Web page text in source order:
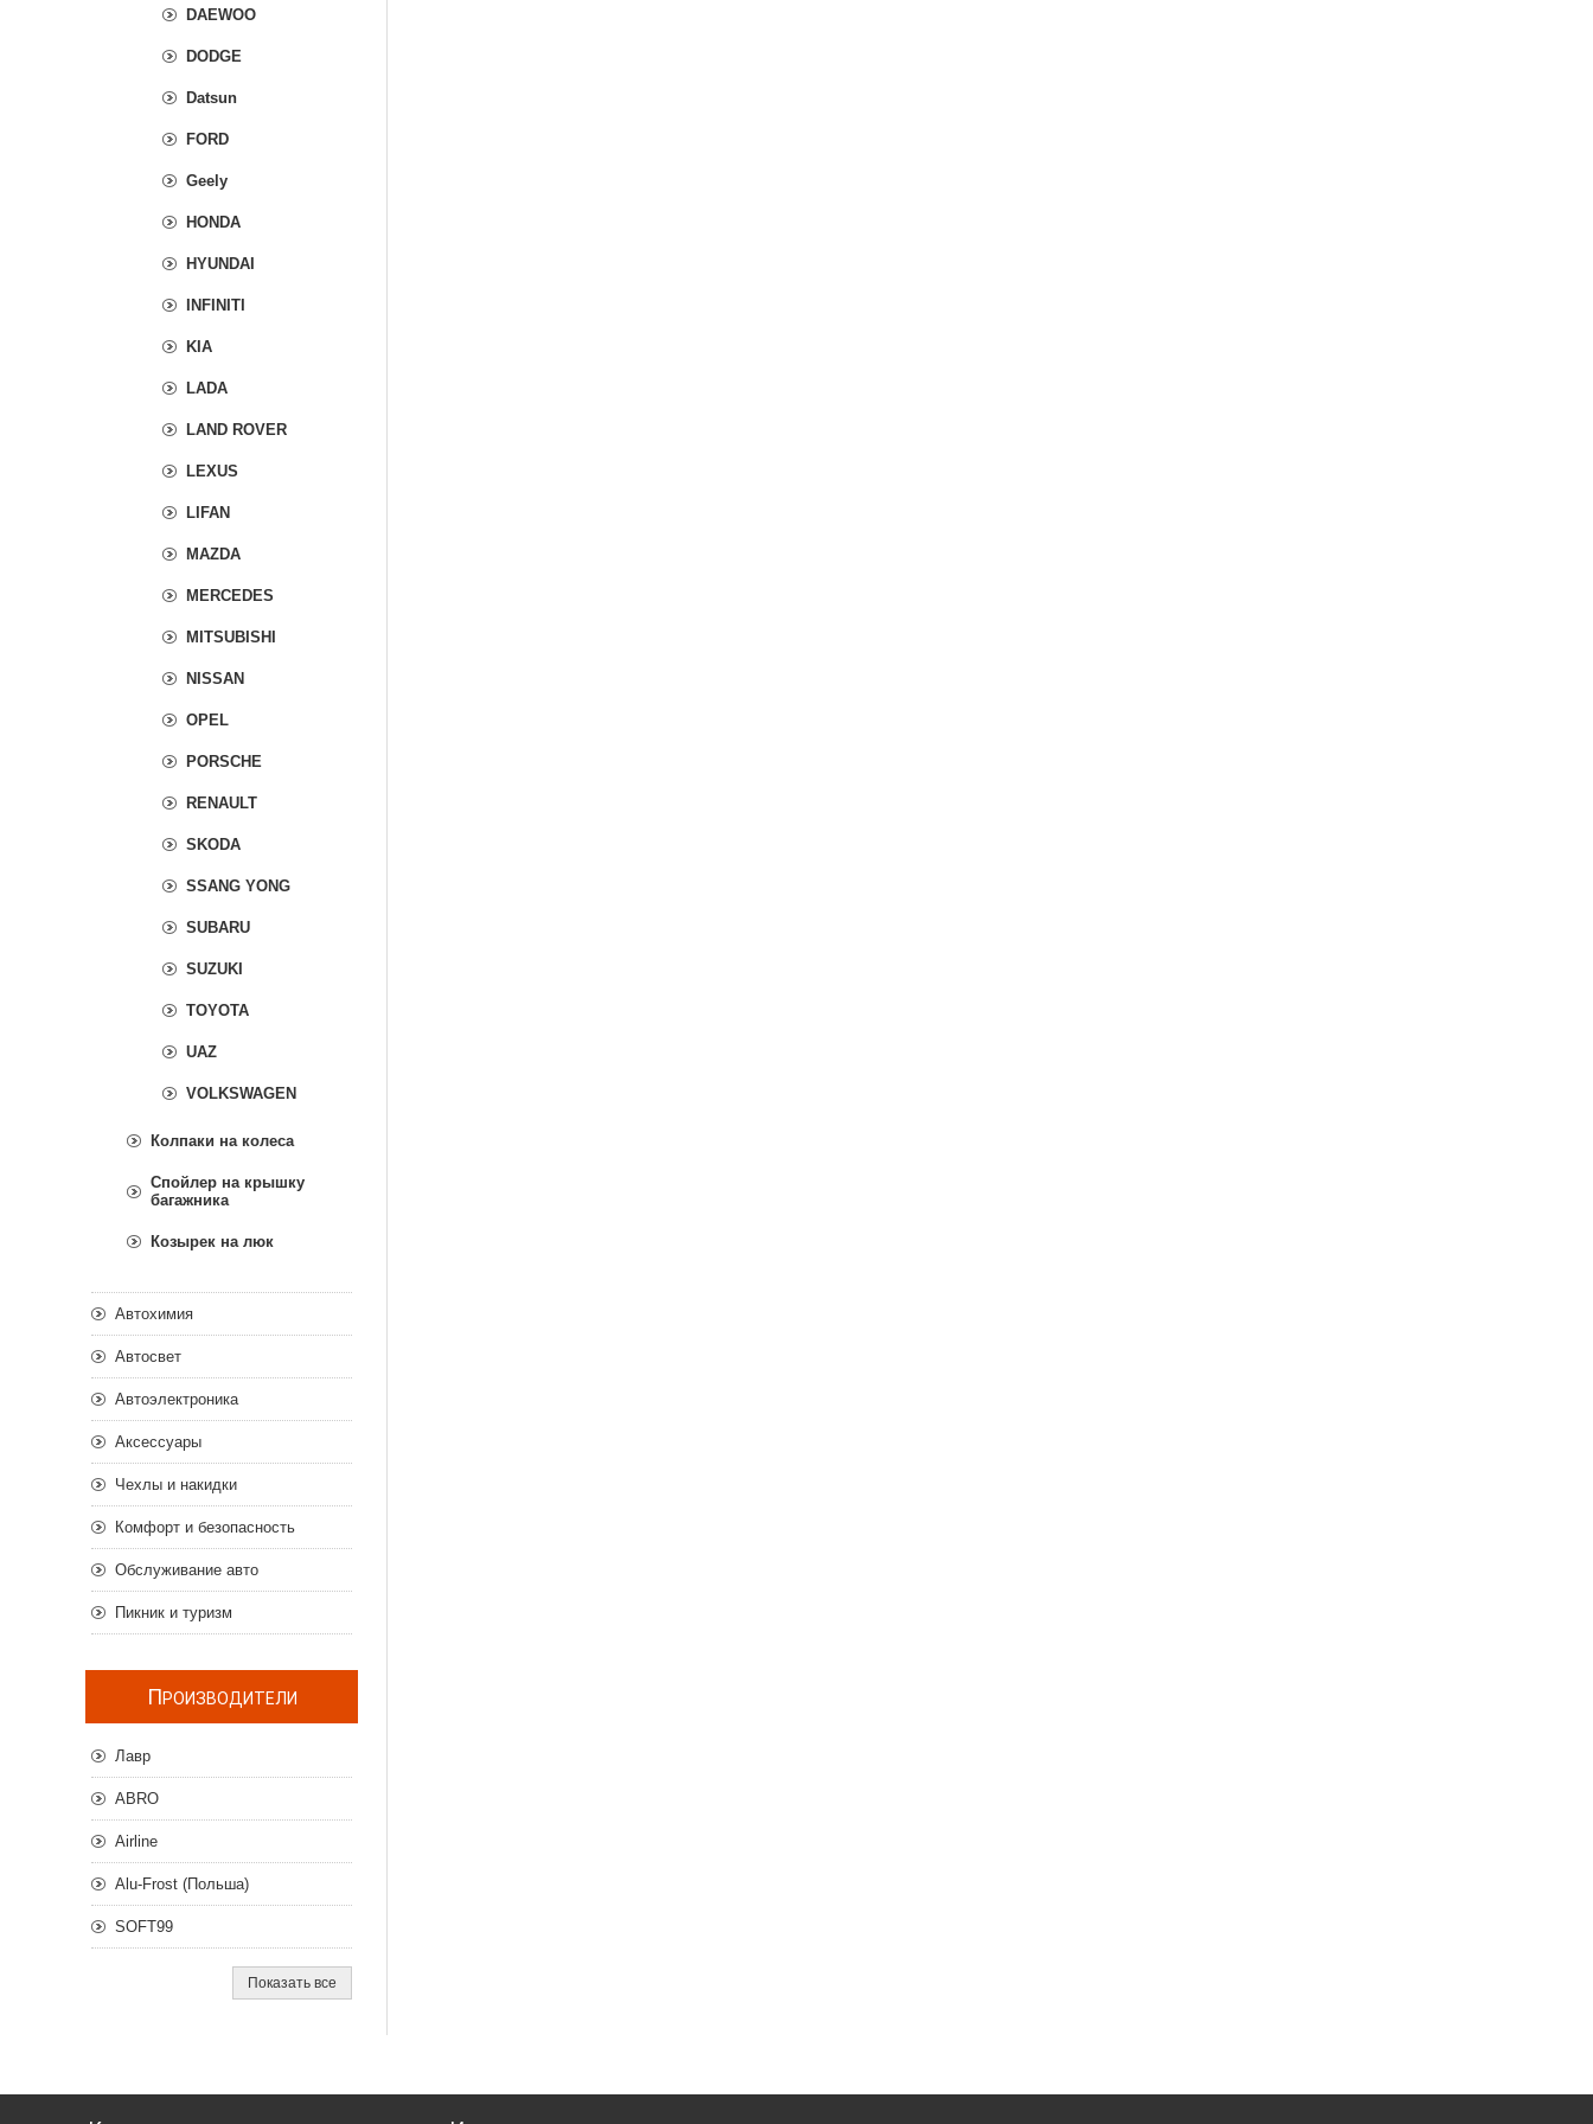
DAEWOO
DODGE
Datsun
FORD
Geely
HONDA
HYUNDAI
INFINITI
KIA
LADA
LAND ROVER
LEXUS
LIFAN
MAZDA
MERCEDES
MITSUBISHI
NISSAN
OPEL
PORSCHE
RENAULT
SKODA
SSANG YONG
SUBARU
SUZUKI
TOYOTA
UAZ
VOLKSWAGEN
Колпаки на колеса
Спойлер на крышку
багажника
Козырек на люк
Автохимия
Автосвет
Автоэлектроника
Аксессуары
Чехлы и накидки
Комфорт и безопасность
Обслуживание авто
Пикник и туризм
ПРОИЗВОДИТЕЛИ
Лавр
ABRO
Airline
Alu-Frost (Польша)
SOFT99
Показать все